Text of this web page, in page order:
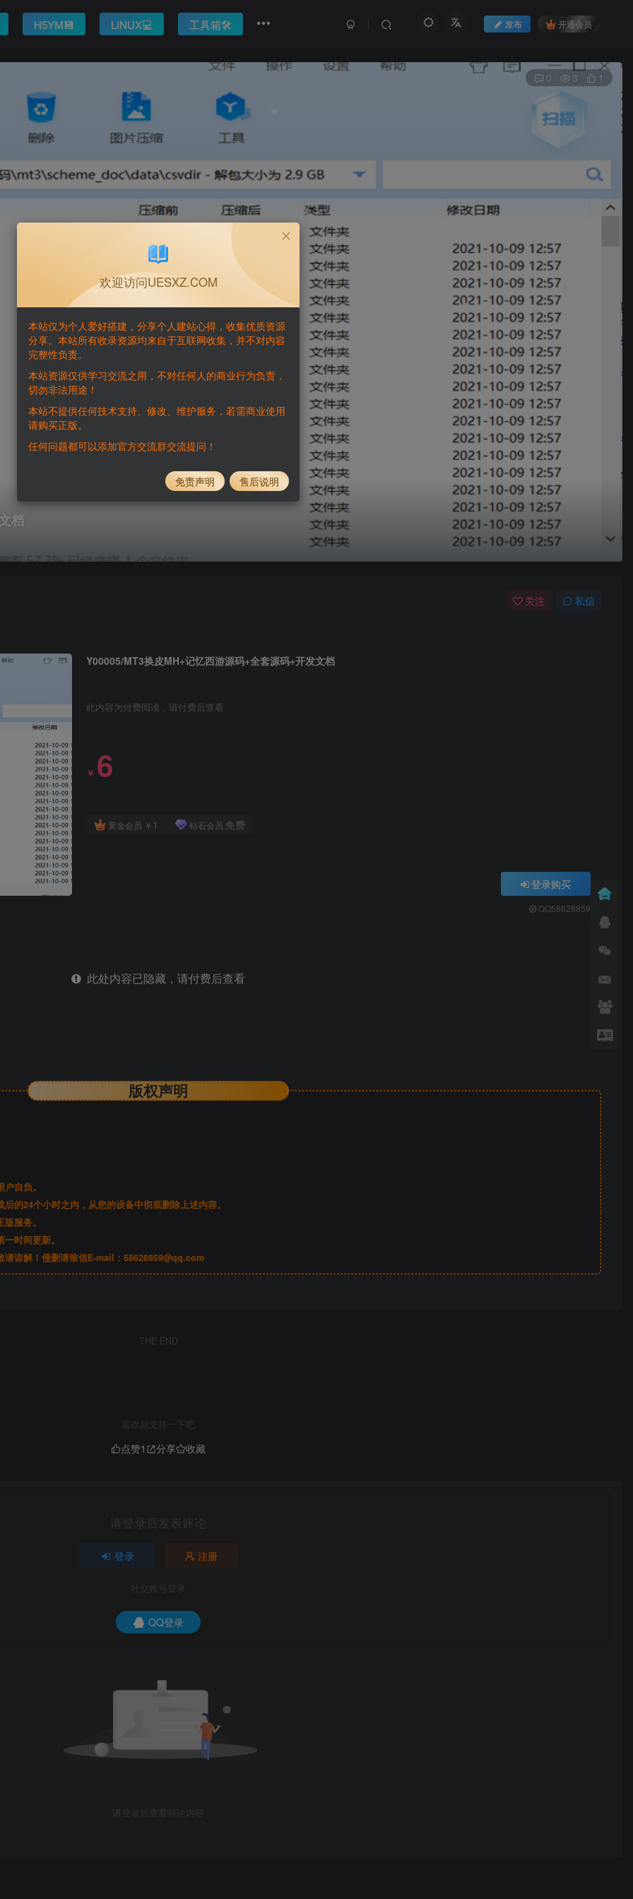
H5YM💾 LINUX💻 工具箱🛠️ 发布 开通会员
档
0 3 1
关注 私信
Y00005/MT3换皮MH+记忆西游源码+全套源码+开发文档
此内容为付费阅读，请付费后查看
￥ 6
黄金会员 ￥ 1 钻石会员 免费
登录购买
QQ58628859
此处内容已隐藏，请付费后查看
版权声明
自负。
的24个小时之内，从您的设备中彻底删除上述内容。
服务。
时间更新。
谅解！侵删请致信E-mail： 58628859@qq.com
THE END
喜欢就支持一下吧
点赞1 分享 收藏
请登录后发表评论
登录 注册
社交账号登录
QQ登录
请登录后查看评论内容
欢迎访问UESXZ.COM
本站仅为个人爱好搭建，分享个人建站心得，收集优质资源
分享。本站所有收录资源均来自于互联网收集，并不对内容
完整性负责。
本站资源仅供学习交流之用，不对任何人的商业行为负责，
切勿非法用途！
本站不提供任何技术支持、修改、维护服务，若需商业使用
请购买正版。
任何问题都可以添加官方交流群交流提问！
免责声明 售后说明